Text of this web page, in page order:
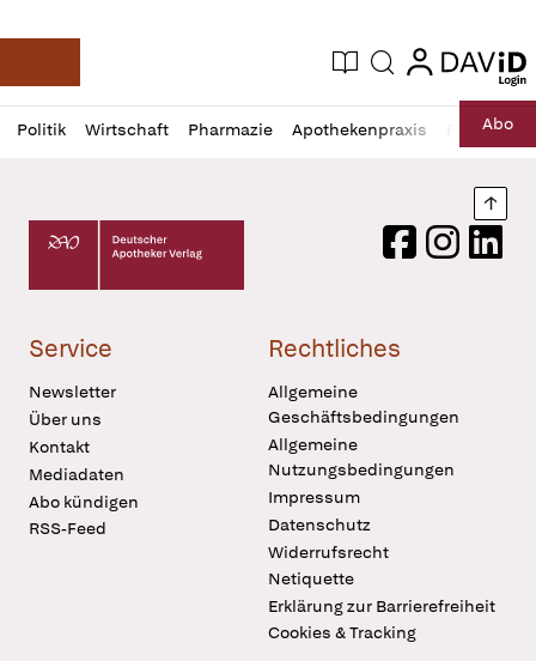
Deutsche Apotheker Zeitung
Aktuelle Ausgabe
Suche login
login
Politik Wirtschaft Pharmazie Apothekenpraxis RechtAbo
Profil
öffnen
Daz
Pur
Deutscher Apotheker Verlag Logo
FacebookInstagram
Service
Newsletter
Über uns
Kontakt
Mediadaten
Abo kündigen
RSS-Feed
Rechtliches
Allgemeine
Geschäftsbedingungen
Allgemeine
Nutzungsbedingungen
Impressum
Datenschutz
Widerrufsrecht
Netiquette
Erklärung zur Barrierefreiheit
Cookies & Tracking